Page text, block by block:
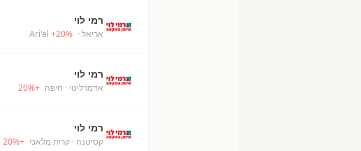
רמי לוי
אריאל · Ari'el
+20%
רמי לוי
אדמרליטי · חיפה +
20%
רמי לוי
קסיטנה · קרית מלאכי +
20%